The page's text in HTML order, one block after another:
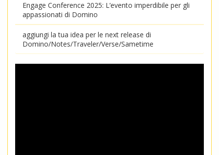
Engage Conference 2025: L’evento imperdibile per gli
appassionati di Domino
aggiungi la tua idea per le next release di
Domino/Notes/Traveler/Verse/Sametime